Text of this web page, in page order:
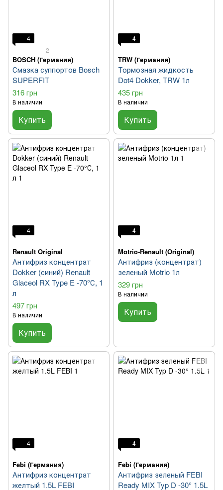
4
2
BOSCH (Германия)
Смазка суппортов Bosch
SUPERFIT
316 грн
В наличии
Купить
4
TRW (Германия)
Тормозная жидкость
Dot4 Dokker, TRW 1л
435 грн
В наличии
Купить
4
Renault Original
Антифриз концентрат
Dokker (синий) Renault
Glaceol RX Type E -70°С, 1
л
497 грн
В наличии
Купить
4
Motrio-Renault (Original)
Антифриз (концентрат)
зеленый Motrio 1л
329 грн
В наличии
Купить
4
Febi (Германия)
Антифриз концентрат
желтый 1.5L FEBI
4
Febi (Германия)
Антифриз зеленый FEBI
Ready MIX Typ D -30° 1.5L